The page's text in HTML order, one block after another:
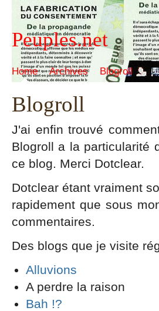
Peuples.net
Home Archives Blogroll
Blogroll
J'ai enfin trouvé
Blogroll a la particularité
ce blog. Merci Dotclear.
Dotclear étant vraiment
rapidement que sous
commentaires.
Des blogs que je visite
Alluvions
A perdre la raison
Bah !?